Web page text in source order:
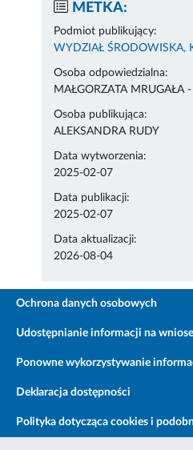
METKA:
Podmiot publikujący:
WYDZIAŁ ŚRODOWISKA,
Osoba odpowiedzialna:
MAŁGORZATA MRUGAŁA
Osoba publikująca:
ALEKSANDRA RUDY
Data wytworzenia:
2025-02-07
Data publikacji:
2025-02-07
Data aktualizacji:
2026-08-04
Ochrona danych osobowych
Udostępnianie informacji na
Ponowne wykorzystywanie
Deklaracja dostępności
Polityka dotycząca cookies i